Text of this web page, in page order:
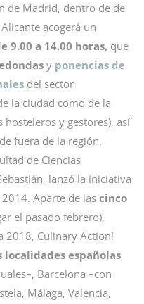
de Madrid, dentro de de
acogerá un
9.00 a 14.00 horas, que
y ponencias de
del sector
la ciudad como de la
y gestores), así
fuera de la región.
de Ciencias
lanzó la iniciativa
Aparte de las cinco
el pasado febrero),
2018, Culinary Action!
españolas
Barcelona –con
Málaga, Valencia,